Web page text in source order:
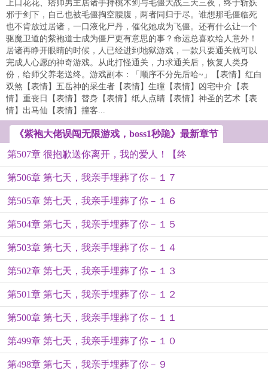
上口花花、痞帅男主居诸手持桃木剑与毛僵大战三天三夜，终于斩妖
邪于剑下，自己也被毛僵掏空腰腹，两者同归于尽。谁想那毛僵临死
也不肯放过居诸，一口液化尸丹，催化她成为飞僵。还有什么让一个
驱魔卫道的紫袍道士成为僵尸更有意思的事？命运总喜欢给人意外！
居诸再睁开眼睛的时候，人已经进到地狱游戏，一款只要通关就可以
完成人心愿的神奇游戏。从此打怪通关，力求通关后，恢复人类身
份，给师父养老送终。游戏副本：「顺序不分先后哈~」【表情】红白
双煞【表情】五岳神的采生者【表情】生瞳【表情】凶宅中介【表
情】重丧日【表情】替身【表情】纸人点睛【表情】神圣的艺术【表
情】出马仙【表情】撞客...
《紫袍大佬误闯无限游戏，boss1秒跪》最新章节
第507章 很抱歉送你离开，我的爱人！【终
第506章 第七天，我亲手埋葬了你－１７
第505章 第七天，我亲手埋葬了你－１６
第504章 第七天，我亲手埋葬了你－１５
第503章 第七天，我亲手埋葬了你－１４
第502章 第七天，我亲手埋葬了你－１３
第501章 第七天，我亲手埋葬了你－１２
第500章 第七天，我亲手埋葬了你－１１
第499章 第七天，我亲手埋葬了你－１０
第498章 第七天，我亲手埋葬了你－９